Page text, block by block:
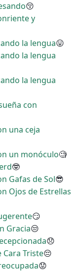
😚
y
la lengua😛
la lengua
la lengua
con
una ceja
un monóculo🧐
🤓
Gafas de Sol😎
Ojos de Estrellas
😏
Gracia😒
😞
Triste😔
😟